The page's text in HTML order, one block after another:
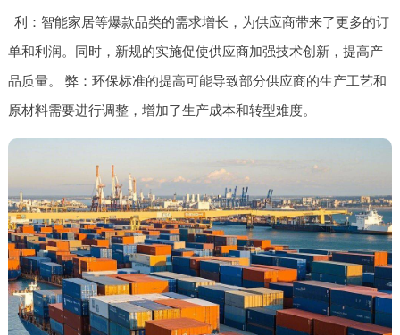
利：智能家居等爆款品类的需求增长，为供应商带来了更多的订
单和利润。同时，新规的实施促使供应商加强技术创新，提高产
品质量。 弊：环保标准的提高可能导致部分供应商的生产工艺和
原材料需要进行调整，增加了生产成本和转型难度。